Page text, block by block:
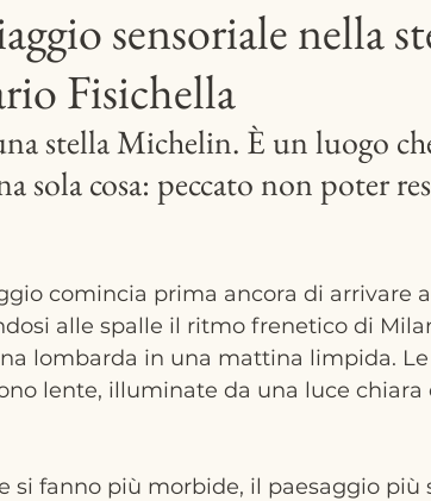
sensoriale nella
Fisichella
stella Michelin. È un luogo
sola cosa: peccato non poter
comincia prima ancora di arrivare
alle spalle il ritmo frenetico di
lombarda in una mattina limpida.
lente, illuminate da una luce chiara
si fanno più morbide, il paesaggio più